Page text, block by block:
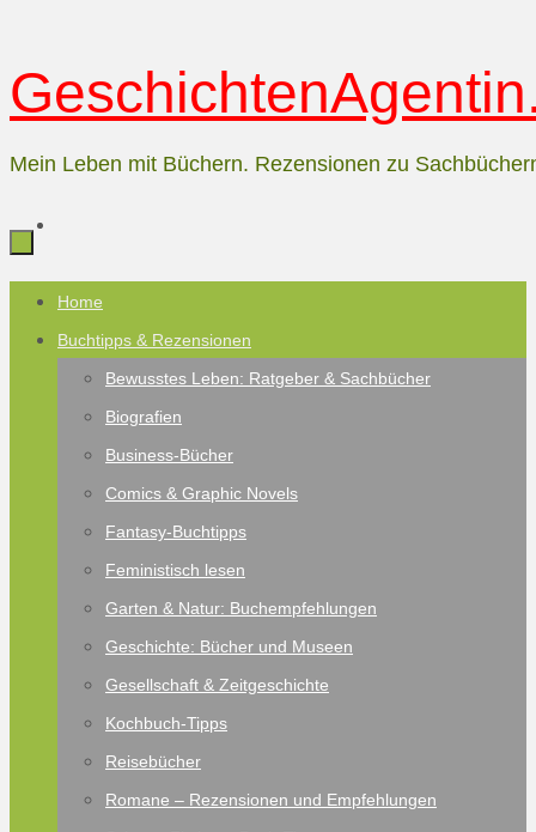
Inhalt
Mein Leben mit Büchern. Rezensionen zu
Zum
Inhalt
springen
Home
Buchtipps & Rezensionen
Bewusstes Leben: Ratgeber & Sachbücher
Biografien
Business-Bücher
Comics & Graphic Novels
Fantasy-Buchtipps
Feministisch lesen
Garten & Natur: Buchempfehlungen
Geschichte: Bücher und Museen
Gesellschaft & Zeitgeschichte
Kochbuch-Tipps
Reisebücher
Romane – Rezensionen und Empfehlungen